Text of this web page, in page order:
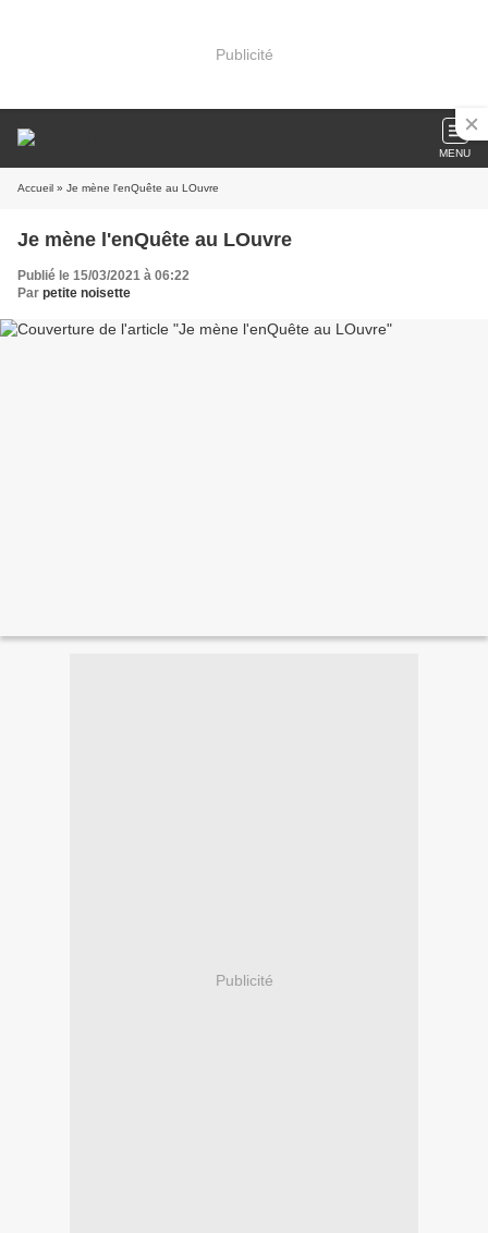
Publicité
MENU
Accueil » Je mène l'enQuête au LOuvre
Je mène l'enQuête au LOuvre
Publié le 15/03/2021 à 06:22
Par petite noisette
Publicité